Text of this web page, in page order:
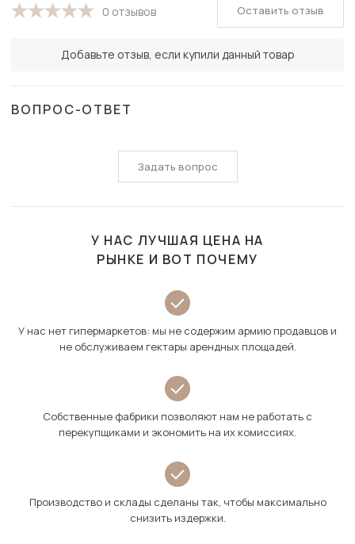
0 отзывов
Добавьте отзыв, если купили данный товар
Оставить отзыв
ВОПРОС-ОТВЕТ
Задать вопрос
У НАС ЛУЧШАЯ ЦЕНА НА
РЫНКЕ И ВОТ ПОЧЕМУ
У нас нет гипермаркетов: мы не содержим армию продавцов и
не обслуживаем гектары арендных площадей.
Собственные фабрики позволяют нам не работать с
перекупщиками и экономить на их комиссиях.
Производство и склады сделаны так, чтобы максимально
снизить издержки.